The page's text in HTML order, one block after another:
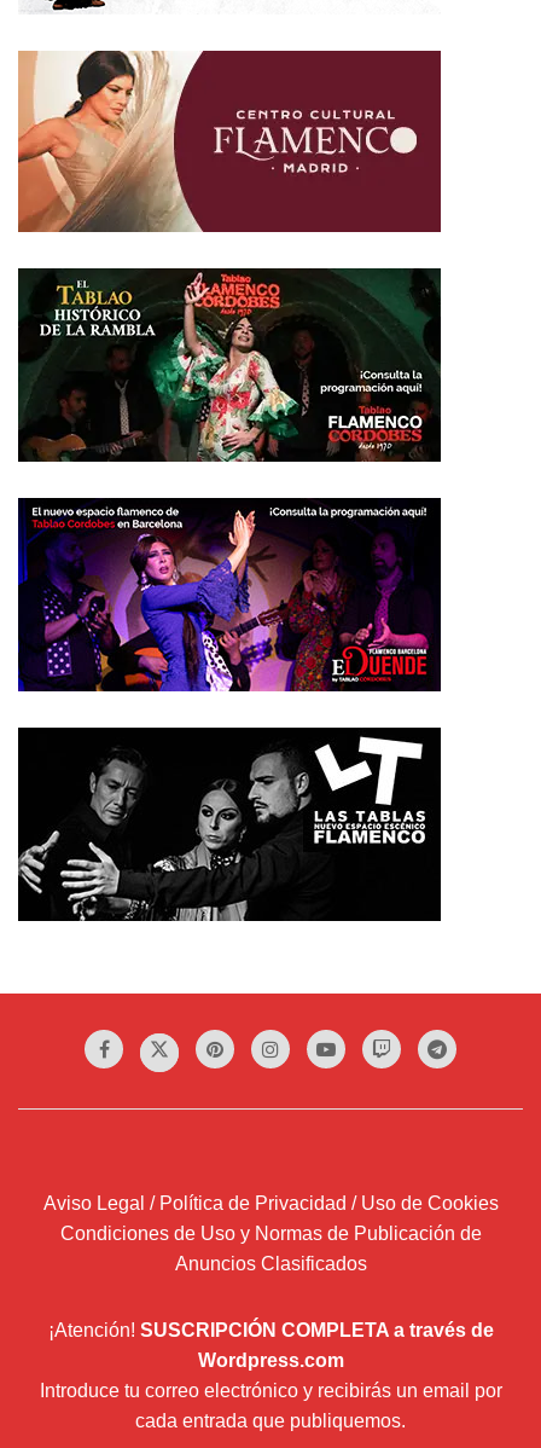
Aviso Legal / Política de Privacidad / Uso de Cookies
Condiciones de Uso y Normas de Publicación de
Anuncios Clasificados
¡Atención! SUSCRIPCIÓN COMPLETA a través de
Wordpress.com
Introduce tu correo electrónico y recibirás un email por
cada entrada que publiquemos.